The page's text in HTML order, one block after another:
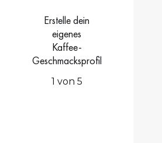
Erstelle dein
eigenes
Kaffee-
Geschmacksprofil
1 von 5